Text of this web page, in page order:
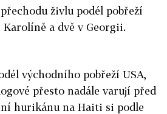
živlu podél pobřeží
a dvě v Georgii.
východního pobřeží USA,
přesto nadále varují před
hurikánu na Haiti si podle